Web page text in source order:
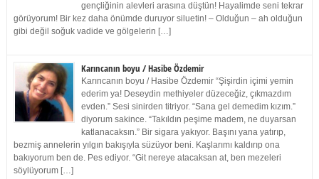
gençliğinin alevleri arasına düştün! Hayalimde seni tekrar
görüyorum! Bir kez daha önümde duruyor siluetin! – Olduğun – ah olduğun
gibi değil soğuk vadide ve gölgelerin […]
Karıncanın boyu / Hasibe Özdemir
Karıncanın boyu / Hasibe Özdemir “Şişirdin içimi yemin
ederim ya! Deseydin methiyeler düzeceğiz, çıkmazdım
evden.” Sesi sinirden titriyor. “Sana gel demedim kızım.”
diyorum sakince. “Takıldın peşime madem, ne duyarsan
katlanacaksın.” Bir sigara yakıyor. Başını yana yatırıp,
bezmiş annelerin yılgın bakışıyla süzüyor beni. Kaşlarımı kaldırıp ona
bakıyorum ben de. Pes ediyor. “Git nereye atacaksan at, ben mezeleri
söylüyorum […]